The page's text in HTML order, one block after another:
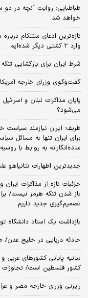
طباطبایی: روایت آنچه در
خواهد شد
وارد ۲ کشتی دیگر شده‌ایم
شرط ایران برای بازگشایی
گفت‌وگوی وزرای خارجه
پایان مذاکرات لبنان و
می‌شود؟
ظریف: ایران نیازمند
برای ایران تنها به مسائل
ساده‌انگارانه به روابط با
جدیدترین اظهارات نتانیاهو
جزئیات تازه از مذاکرات
باز شدن تنگه هرمز نیست/
تصمیم‌گیری جدید داریم
بازداشت یک استاد
حادثه دریایی در خلیج
بیانیه پایانی کشورهای
کشور فلسطین است/ تجاوزات
رایزنی وزرای خارجه مصر و